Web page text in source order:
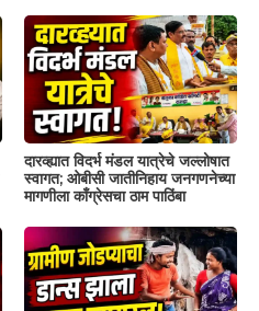
दारव्ह्यात विदर्भ मंडल यात्रेचे जल्लोषात
स्वागत; ओबीसी जातीनिहाय जनगणनेच्या
मागणीला काँग्रेसचा ठाम पाठिंबा